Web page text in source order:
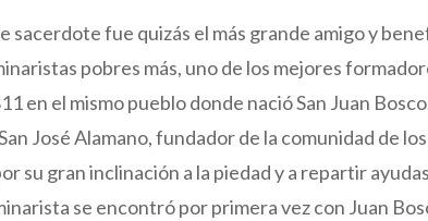
sacerdote fue quizás el más grande amigo y
pobres más, uno de los mejores
en el mismo pueblo donde nació San Juan
José Alamano, fundador de la comunidad de
su gran inclinación a la piedad y a repartir
se encontró por primera vez con Juan